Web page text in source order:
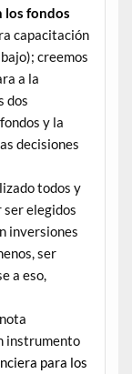
los fondos
capacitación
creemos
a la
dos
y la
decisiones
todos y
ser elegidos
inversiones
ser
a eso,
instrumento
para los